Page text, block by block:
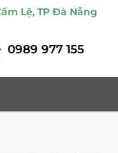
Lệ, TP Đà Nẵng
0989 977 155